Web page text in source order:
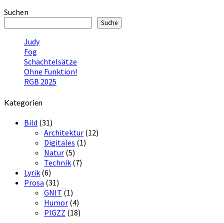
Suchen
Suche
Judy
Fog
Schachtelsätze
Ohne Funktion!
RGB 2025
Kategorien
Bild (31)
Architektur (12)
Digitales (1)
Natur (5)
Technik (7)
Lyrik (6)
Prosa (31)
GNIT (1)
Humor (4)
PIGZZ (18)